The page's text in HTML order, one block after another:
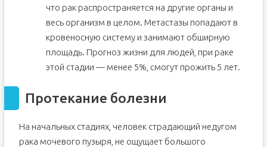
что рак распространяется на другие органы и
весь организм в целом. Метастазы попадают в
кровеносную систему и занимают обширную
площадь. Прогноз жизни для людей, при раке
этой стадии — менее 5%, смогут прожить 5 лет.
Протекание болезни
На начальных стадиях, человек страдающий недугом
рака мочевого пузыря, не ощущает большого